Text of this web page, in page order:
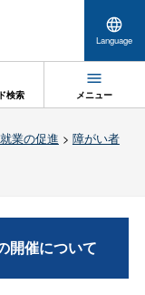
Language
検索 メニュー
業の促進 > 障がい者
開催について